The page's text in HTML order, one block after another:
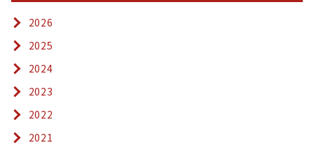
2026
2025
2024
2023
2022
2021